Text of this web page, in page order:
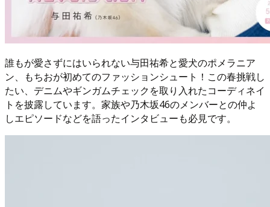
誰もが愛さずにはいられない与田祐希と愛犬のポメラニア
ン、もちおが初めてのファッションシュート！この春挑戦し
たい、デニムやギンガムチェックを取り入れたコーディネイ
トを披露しています。家族や乃木坂46のメンバーとの仲よ
しエピソードなどを語ったインタビューも必見です。